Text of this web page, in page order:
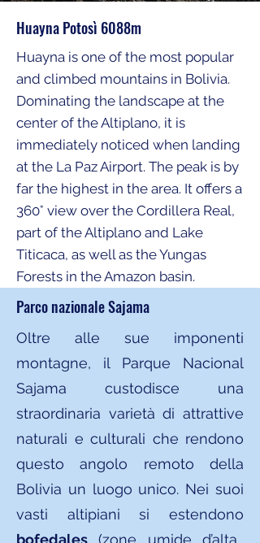
Huayna Potosì 6088m
Huayna is one of the most popular
and climbed mountains in Bolivia.
Dominating the landscape at the
center of the Altiplano, it is
immediately noticed when landing
at the La Paz Airport. The peak is by
far the highest in the area. It offers a
360° view over the Cordillera Real,
part of the Altiplano and Lake
Titicaca, as well as the Yungas
Forests in the Amazon basin.
Parco nazionale Sajama
Oltre alle sue imponenti
montagne, il Parque Nacional
Sajama custodisce una
straordinaria varietà di attrattive
naturali e culturali che rendono
questo angolo remoto della
Bolivia un luogo unico. Nei suoi
vasti altipiani si estendono
bofedales (zone umide d’alta